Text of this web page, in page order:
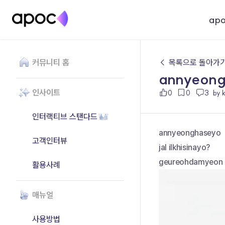
커뮤니티 홈
인사이트
인터랙티브 스탠다드
고객인터뷰
활용사례
매뉴얼
사용방법
← 목록으로 돌아가
0 0 3 by
annyeonghaseyo
jal ilkhisinayo?